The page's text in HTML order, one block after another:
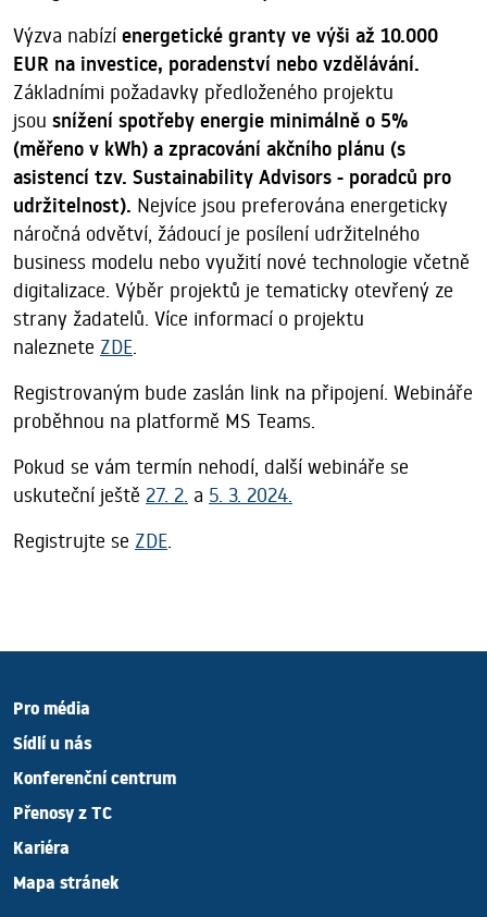
Výzva nabízí energetické granty ve výši až 10.000
EUR na investice, poradenství nebo vzdělávání.
Základními požadavky předloženého projektu
jsou snížení spotřeby energie minimálně o 5%
(měřeno v kWh) a zpracování akčního plánu (s
asistencí tzv. Sustainability Advisors - poradců pro
udržitelnost). Nejvíce jsou preferována energeticky
náročná odvětví, žádoucí je posílení udržitelného
business modelu nebo využití nové technologie včetně
digitalizace. Výběr projektů je tematicky otevřený ze
strany žadatelů. Více informací o projektu
naleznete ZDE
Registrovaným bude zaslán link na připojení. Webináře
proběhnou na platformě MS Teams.
Pokud se vám termín nehodí, další webináře se
uskuteční ještě 27. 2. a 5. 3. 2024.
Registrujte se ZDE
Pro média
Sídlí u nás
Konferenční centrum
Přenosy z TC
Kariéra
Mapa stránek